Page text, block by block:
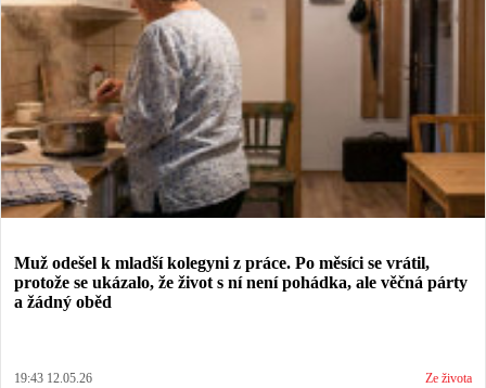
Muž odešel k mladší kolegyni z práce. Po měsíci se vrátil,
protože se ukázalo, že život s ní není pohádka, ale věčná párty
a žádný oběd
19:43 12.05.26 Ze života